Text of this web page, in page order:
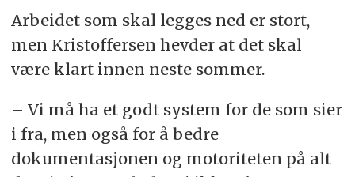
Arbeidet som skal legges ned er stort,
men Kristoffersen hevder at det skal
være klart innen neste sommer.
– Vi må ha et godt system for de som sier
i fra, men også for å bedre
dokumentasjonen og motoriteten på alt